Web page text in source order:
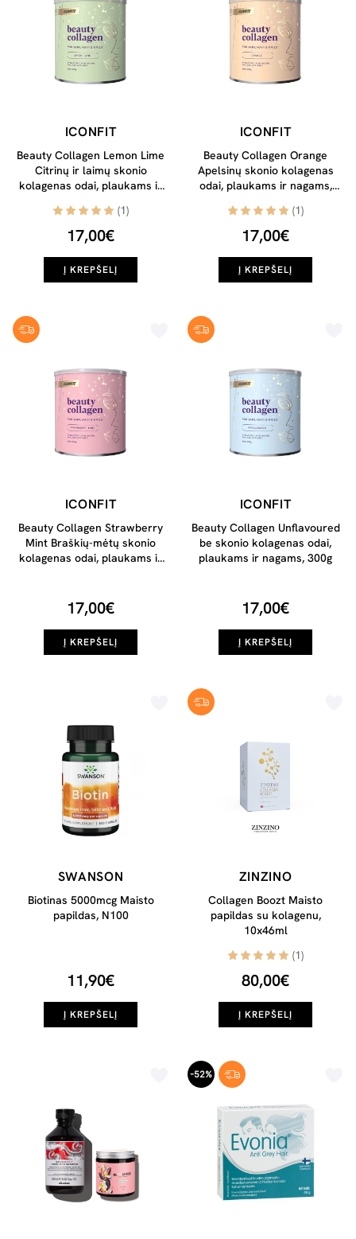
ICONFIT
Beauty Collagen Lemon Lime
Citrinų ir laimų skonio
kolagenas odai, plaukams ir
(1)
17,00€
Į KREPŠELĮ
ICONFIT
Beauty Collagen Orange
Apelsinų skonio kolagenas
odai, plaukams ir nagams,
(1)
17,00€
Į KREPŠELĮ
ICONFIT
Beauty Collagen Strawberry
Mint Braškių-mėtų skonio
kolagenas odai, plaukams ir
17,00€
Į KREPŠELĮ
ICONFIT
Beauty Collagen Unflavoured
be skonio kolagenas odai,
plaukams ir nagams, 300g
17,00€
Į KREPŠELĮ
SWANSON
Biotinas 5000mcg Maisto
papildas, N100
11,90€
Į KREPŠELĮ
ZINZINO
Collagen Boozt Maisto
papildas su kolagenu,
10x46ml
(1)
80,00€
Į KREPŠELĮ
-52%